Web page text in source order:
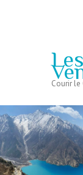
Courir le